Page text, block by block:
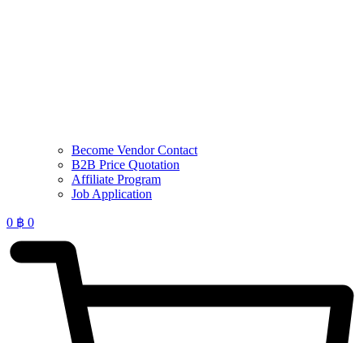
Become Vendor Contact
B2B Price Quotation
Affiliate Program
Job Application
0 ฿ 0